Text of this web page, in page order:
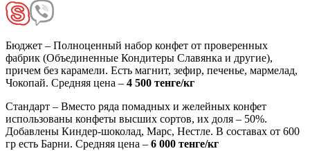
Бюджет – Полноценный набор конфет от проверенных
фабрик (Объединенные Кондитеры Славянка и другие),
причем без карамели. Есть магнит, зефир, печенье, мармелад,
Чокопай. Средняя цена – 4 500 тенге/кг
Стандарт – Вместо ряда помадных и желейных конфет
использованы конфеты высших сортов, их доля – 50%.
Добавлены Киндер-шоколад, Марс, Нестле. В составах от 600
гр есть Барни. Средняя цена – 6 000 тенге/кг